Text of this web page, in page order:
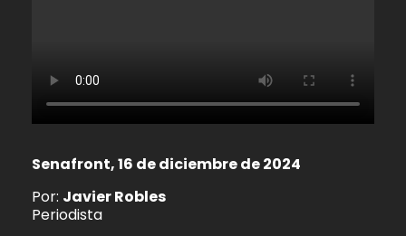
Senafront, 16 de diciembre de 2024
Por: Javier Robles
Periodista